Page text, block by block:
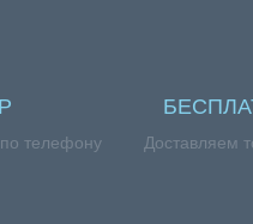
телефону
Доставляем